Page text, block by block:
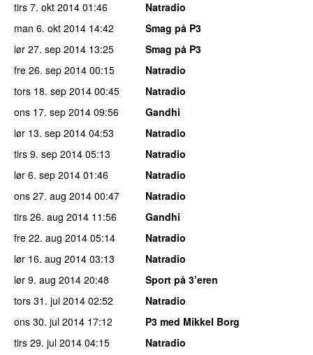
tirs 7. okt 2014 01:46
Natradio
man 6. okt 2014 14:42
Smag på P3
lør 27. sep 2014 13:25
Smag på P3
fre 26. sep 2014 00:15
Natradio
tors 18. sep 2014 00:45
Natradio
ons 17. sep 2014 09:56
Gandhi
lør 13. sep 2014 04:53
Natradio
tirs 9. sep 2014 05:13
Natradio
lør 6. sep 2014 01:46
Natradio
ons 27. aug 2014 00:47
Natradio
tirs 26. aug 2014 11:56
Gandhi
fre 22. aug 2014 05:14
Natradio
lør 16. aug 2014 03:13
Natradio
lør 9. aug 2014 20:48
Sport på 3’eren
tors 31. jul 2014 02:52
Natradio
ons 30. jul 2014 17:12
P3 med Mikkel Borg
tirs 29. jul 2014 04:15
Natradio